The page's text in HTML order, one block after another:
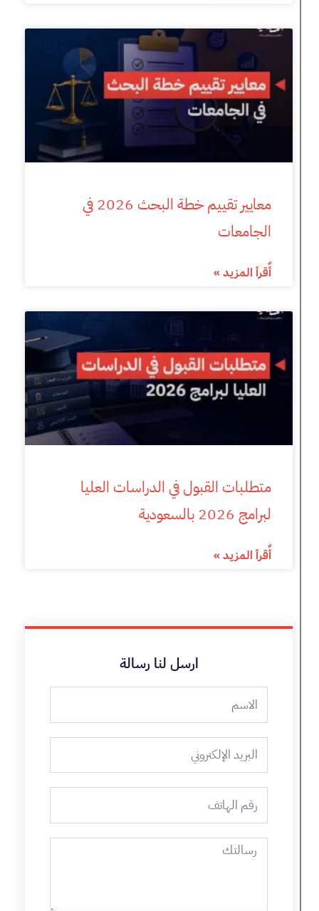
معايير تقييم خطة البحث 2026 في
الجامعات
أٌقرأ المزيد »
متطلبات القبول في الدراسات العليا
لبرامج 2026 بالسعودية
أٌقرأ المزيد »
ارسل لنا رسالة
البريد
الإلكتروني
الهاتف
رسالتك